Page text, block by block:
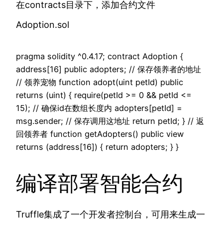
在contracts目录下，添加合约文件
Adoption.sol
pragma solidity ^0.4.17; contract Adoption {
address[16] public adopters; // 保存领养者的地址
// 领养宠物 function adopt(uint petId) public
returns (uint) { require(petId >= 0 && petId <=
15); // 确保id在数组长度内 adopters[petId] =
msg.sender; // 保存调用这地址 return petId; } // 返
回领养者 function getAdopters() public view
returns (address[16]) { return adopters; } }
编译部署智能合约
Truffle集成了一个开发者控制台，可用来生成一